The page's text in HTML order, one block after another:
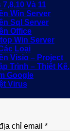
Và 11
Win Server
Sql Server
Office
Win Server
Loại
Visio – Project
Trình – Thiết Kế.
Google
Virus
chỉ email *Bắt